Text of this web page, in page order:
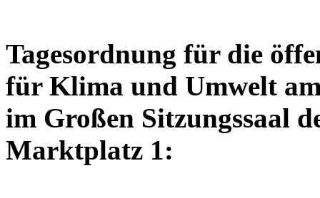
Tagesordnung für die
für Klima und Umwelt
im Großen Sitzungssaal
Marktplatz 1: